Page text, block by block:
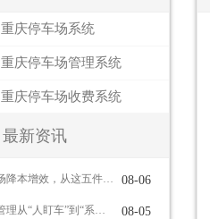
重庆停车场系统
重庆停车场管理系统
重庆停车场收费系统
最新资讯
停车场降本增效，从这五件事入手 08-06
停车管理从“人盯车”到“系统管”，车牌识别系统能做到这些 08-05